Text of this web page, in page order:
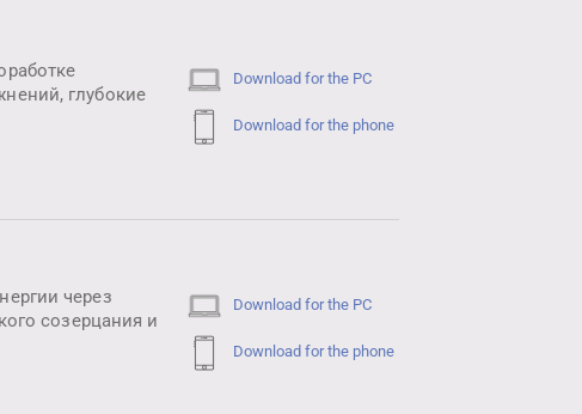
глубокие
Download for the PC
Download for the phone
через
созерцания и
Download for the PC
Download for the phone